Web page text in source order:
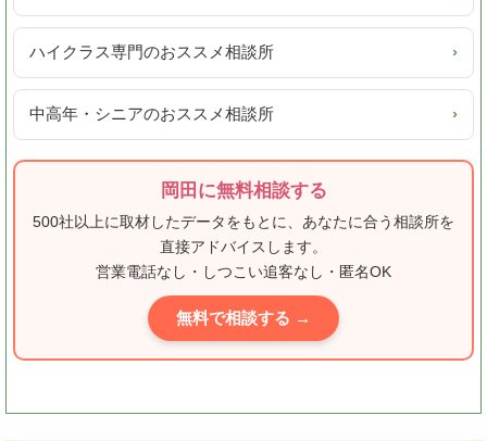
ハイクラス専門のおススメ相談所 ›
中高年・シニアのおススメ相談所 ›
岡田に無料相談する
500社以上に取材したデータをもとに、あなたに合う相談所を
直接アドバイスします。
営業電話なし・しつこい追客なし・匿名OK
無料で相談する →